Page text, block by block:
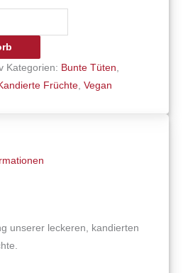
Kategorien: Bunte Tüten,
Früchte,Vegan
unserer leckeren, kandierten